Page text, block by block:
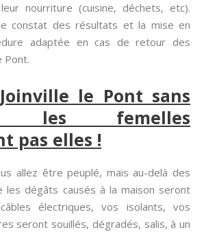
nourriture (cuisine, déchets, etc).
constat des résultats et la mise en
adaptée en cas de retour des
Pont.
le Pont sans
les femelles
pas elles !
allez être peuplé, mais au-delà des
les dégâts causés à la maison seront
électriques, vos isolants, vos
seront souillés, dégradés, salis, à un